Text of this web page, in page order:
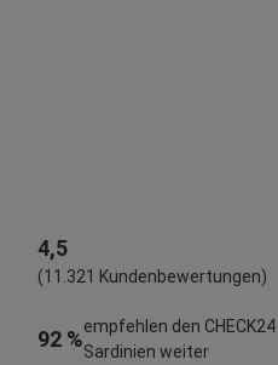
4,5
(11.321 Kundenbewertungen)
92 %
empfehlen den
Sardinien weiter